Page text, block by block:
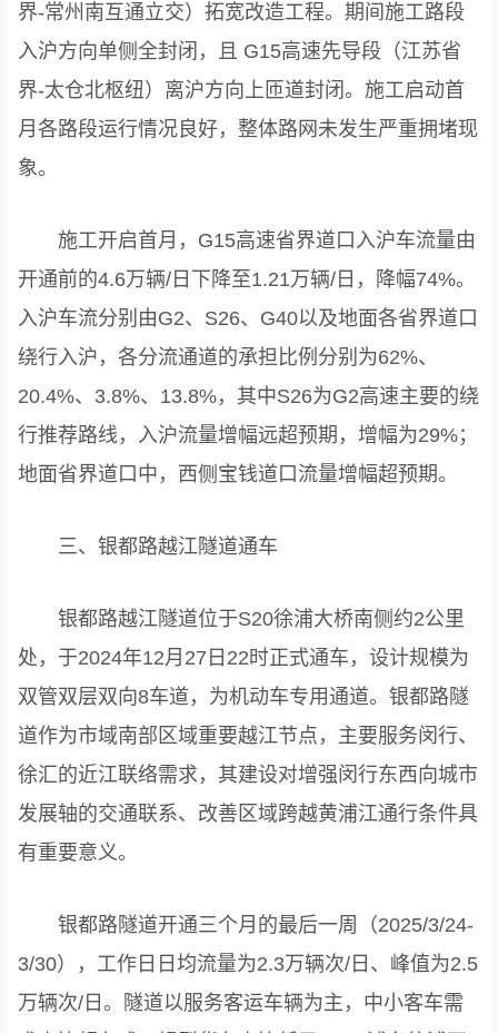
界-常州南互通立交）拓宽改造工程。期间施工路段
入沪方向单侧全封闭，且 G15高速先导段（江苏省
界-太仓北枢纽）离沪方向上匝道封闭。施工启动首
月各路段运行情况良好，整体路网未发生严重拥堵现
象。
施工开启首月，G15高速省界道口入沪车流量由
开通前的4.6万辆/日下降至1.21万辆/日，降幅74%。
入沪车流分别由G2、S26、G40以及地面各省界道口
绕行入沪，各分流通道的承担比例分别为62%、
20.4%、3.8%、13.8%，其中S26为G2高速主要的绕
行推荐路线，入沪流量增幅远超预期，增幅为29%；
地面省界道口中，西侧宝钱道口流量增幅超预期。
三、银都路越江隧道通车
银都路越江隧道位于S20徐浦大桥南侧约2公里
处，于2024年12月27日22时正式通车，设计规模为
双管双层双向8车道，为机动车专用通道。银都路隧
道作为市域南部区域重要越江节点，主要服务闵行、
徐汇的近江联络需求，其建设对增强闵行东西向城市
发展轴的交通联系、改善区域跨越黄浦江通行条件具
有重要意义。
银都路隧道开通三个月的最后一周（2025/3/24-
3/30），工作日日均流量为2.3万辆次/日、峰值为2.5
万辆次/日。隧道以服务客运车辆为主，中小客车需